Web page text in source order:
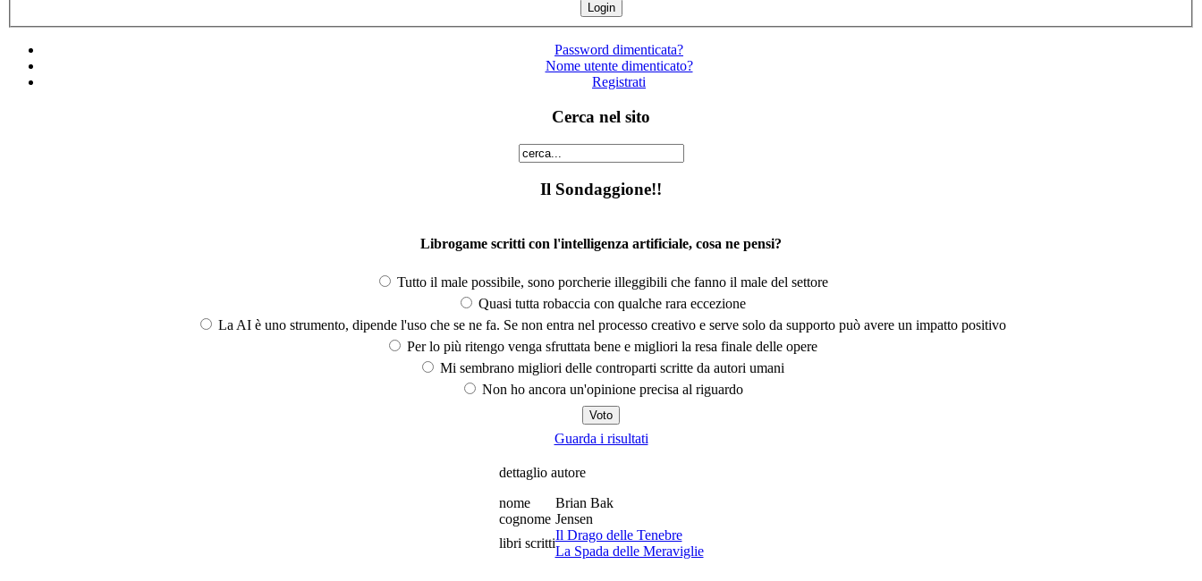
Password dimenticata?
Nome utente dimenticato?
Registrati
Cerca nel sito
Il Sondaggione!!
Librogame scritti con l'intelligenza artificiale, cosa ne pensi?
Tutto il male possibile, sono porcherie illeggibili che fanno il male del settore
Quasi tutta robaccia con qualche rara eccezione
La AI è uno strumento, dipende l'uso che se ne fa. Se non entra nel processo creativo e serve solo da supporto può avere un impatto positivo
Per lo più ritengo venga sfruttata bene e migliori la resa finale delle opere
Mi sembrano migliori delle controparti scritte da autori umani
Non ho ancora un'opinione precisa al riguardo
Guarda i risultati
dettaglio autore
nome
Brian Bak
cognome Jensen
libri scritti
Il Drago delle Tenebre
La Spada delle Meraviglie